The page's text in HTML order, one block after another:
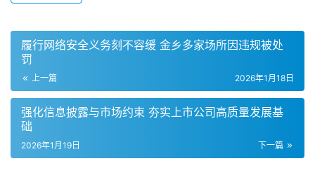
履行网络安全义务刻不容缓 金乡多家场所因违规被处
罚
上一篇 2026年1月18日
强化信息披露与市场约束 夯实上市公司高质量发展基
础
下一篇
2026年1月19日